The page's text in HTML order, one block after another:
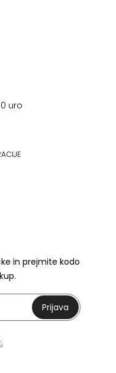
uro
in prejmite kodo
Prijava